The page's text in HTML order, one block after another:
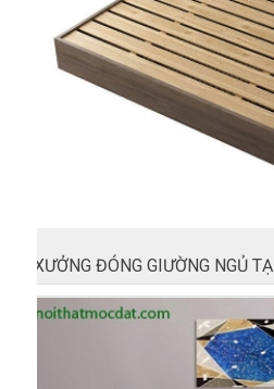
XƯỞNG ĐÓNG GIƯỜNG NGỦ